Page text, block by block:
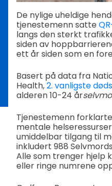
De nylige uheldige
tjenestemenn satte
langs den sterkt
siden av
ett år siden som en
Basert på data fra
Health,2. vanligste
alderen 10-24 år
Tjenestemenn
mentale
umiddelbar tilgang til
inkludert 988
Alle som trenger hjelp
eller ringe numrene